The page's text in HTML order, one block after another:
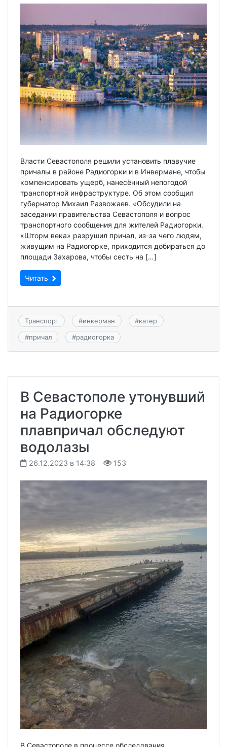
Власти Севастополя решили установить плавучие
причалы в районе Радиогорки и в Инвермане, чтобы
компенсировать ущерб, нанесённый непогодой
транспортной инфраструктуре. Об этом сообщил
губернатор Михаил Развожаев. «Обсудили на
заседании правительства Севастополя и вопрос
транспортного сообщения для жителей Радиогорки.
«Шторм века» разрушил причал, из-за чего людям,
живущим на Радиогорке, приходится добираться до
площади Захарова, чтобы сесть на […]
Читать
Транспорт #инкерман #катер
#причал #радиогорка
В Севастополе утонувший
на Радиогорке
плавпричал обследуют
водолазы
26.12.2023 в 14:38 153